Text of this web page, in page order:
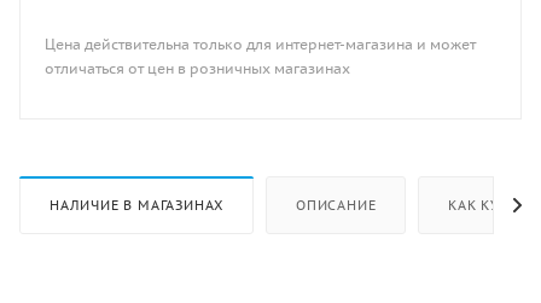
Цена действительна только для интернет-магазина и может
отличаться от цен в розничных магазинах
НАЛИЧИЕ В МАГАЗИНАХ ОПИСАНИЕ КАК КУПИТЬ